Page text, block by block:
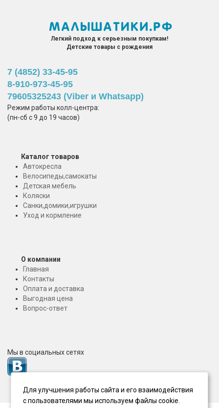
Легкий подход к серьезным покупкам!
Детские товары с рождения
7 (4852) 33-45-95
8-910-973-45-95
79605325243 (Viber и Whatsapp)
Режим работы колл-центра:
(пн-сб с 9 до 19 часов)
Каталог товаров
Автокресла
Велосипеды,самокаты
Детская мебель
Коляски
Санки,домики,игрушки
Уход и кормление
О компании
Главная
Контакты
Оплата и доставка
Выгодная цена
Вопрос-ответ
Мы в социальных сетях
Для улучшения работы сайта и его взаимодействия
с пользователями мы используем файлы cookie.